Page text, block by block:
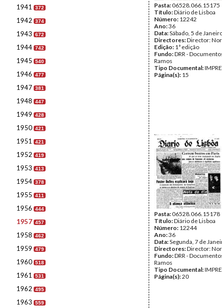
1941 372
1942 374
1943 672
1944 742
1945 540
1946 477
1947 381
1948 447
1949 428
1950 421
1951 421
1952 419
1953 413
1954 378
1955 411
1956 444
1957 457
1958 462
1959 479
1960 518
1961 531
1962 495
1963 559
Pasta:06528.066.15175
Título:Diário de Lisboa
Número: 12242
Ano:36
Data:Sábado, 5 de
Directores:Director:
Edição: 1ª edição
Fundo:DRR -
Ramos
Tipo Documental:
Página(s): 15
Pasta:06528.066.15178
Título:Diário de Lisboa
Número: 12244
Ano:36
Data:Segunda, 7 de
Directores:Director:
Fundo:DRR -
Ramos
Tipo Documental:
Página(s):20